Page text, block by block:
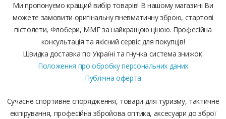
Ми пропонуємо кращий вибір товарів! В нашому магазині Ви
можете замовити оригінальну пневматичну зброю, стартові
пістолети, Флобери, ММГ за найкращою ціною. Професійна
консультація та якісний сервіс для покупців!
Швидка доставка по Україні та гнучка система знижок.
Положення про обробку персональних даних
Публічна оферта
Сучасне спортивне спорядження, товари для туризму, тактичне
екіпірування, професійна збройова оптика, аксесуари до зброї